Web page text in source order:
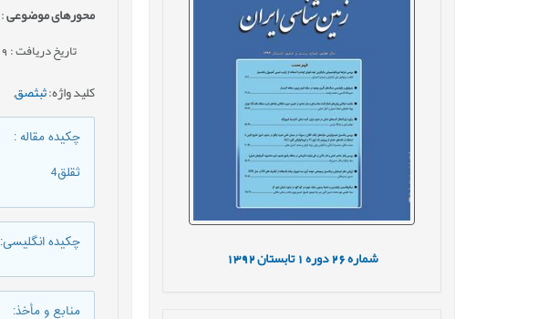
شماره26 دوره تابستان1392
محورهای موضوعی:
تاریخ دریافت : 1394/09/29
کلید واژه:ثبثصق,
چکیده مقاله:
ثقلق4
چکیده انگلیسی:
منابع و مأخذ: